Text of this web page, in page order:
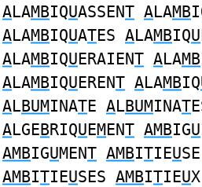
ALAMBIQUASSENT ALAMB
ALAMBIQUATES ALAMBIQU
ALAMBIQUERAIENT ALAMB
ALAMBIQUERENT ALAMBIQ
ALBUMINATE ALBUMINAT
ALGEBRIQUEMENT AMBIGU
AMBIGUMENT AMBITIEUSE
AMBITIEUSES AMBITIEUX